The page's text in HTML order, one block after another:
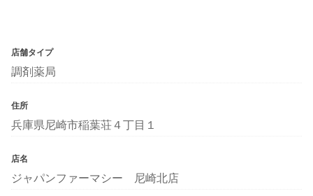
店舗タイプ
調剤薬局
住所
兵庫県尼崎市稲葉荘４丁目１
店名
ジャパンファーマシー 尼崎北店